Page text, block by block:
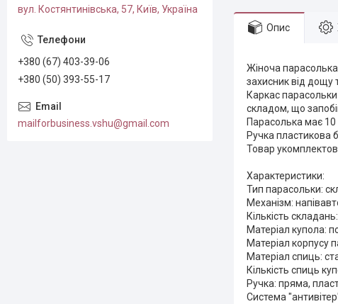
Опис
Жіноча
захисник від дощу
Каркас
складом, що
Парасолька має 10
Ручка пластикова
Товар
Характеристики:
Тип парасольки:
Механізм:
Кількість
Матеріал купола:
Матеріал корпусу
Матеріал спиць:
Кількість спиць
Ручка: пряма,
Система
вул. Костянтинівська, 57, Київ, Україна
+380 (67) 403-39-06
+380 (50) 393-55-17
mailforbusiness.vshu@gmail.com